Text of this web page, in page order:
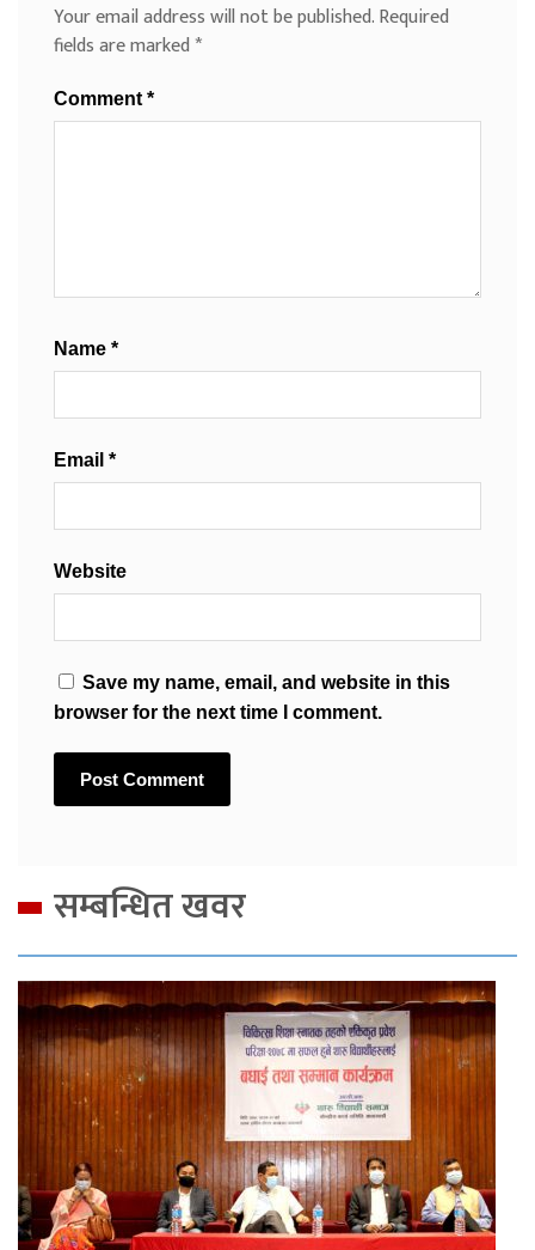
Your email address will not be published.Required
fields are marked*
Comment *
Name *
Email *
Website
Save my name, email, and website in this
browser for the next time I comment.
सम्बन्धित खवर